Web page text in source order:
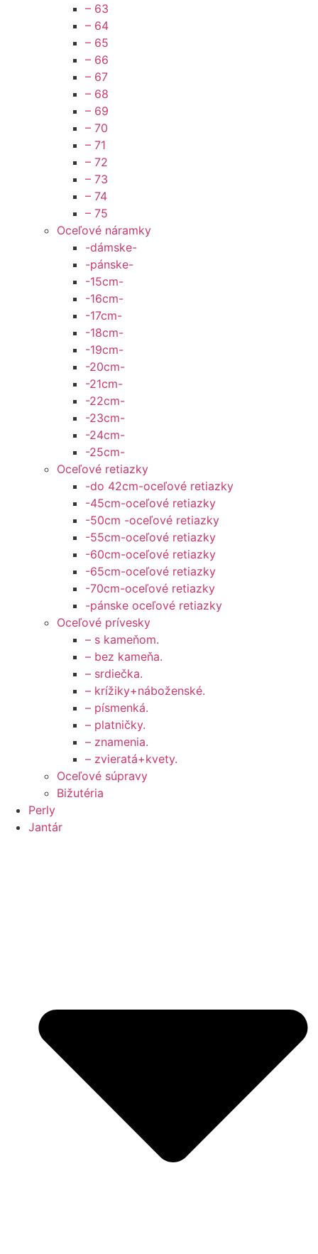
– 63
– 64
– 65
– 66
– 67
– 68
– 69
– 70
– 71
– 72
– 73
– 74
– 75
Oceľové náramky
-dámske-
-pánske-
-15cm-
-16cm-
-17cm-
-18cm-
-19cm-
-20cm-
-21cm-
-22cm-
-23cm-
-24cm-
-25cm-
Oceľové retiazky
-do 42cm-oceľové retiazky
-45cm-oceľové retiazky
-50cm -oceľové retiazky
-55cm-oceľové retiazky
-60cm-oceľové retiazky
-65cm-oceľové retiazky
-70cm-oceľové retiazky
-pánske oceľové retiazky
Oceľové prívesky
– s kameňom.
– bez kameňa.
– srdiečka.
– krížiky+náboženské.
– písmenká.
– platničky.
– znamenia.
– zvieratá+kvety.
Oceľové súpravy
Bižutéria
Perly
Jantár